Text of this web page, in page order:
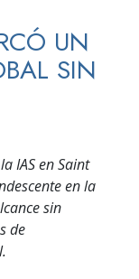
UN
SIN
IAS en Saint
en la
sin
de